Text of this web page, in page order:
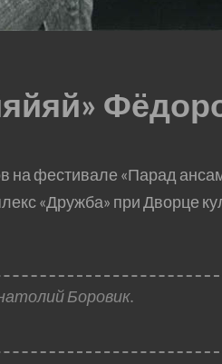
на фестивале «Парад
«Дружба» при Дворце
Боровик.